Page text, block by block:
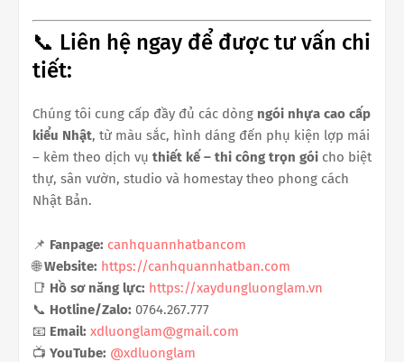
📞 Liên hệ ngay để được tư vấn chi
tiết:
Chúng tôi cung cấp đầy đủ các dòng ngói nhựa cao cấp
kiểu Nhật, từ màu sắc, hình dáng đến phụ kiện lợp mái
– kèm theo dịch vụ thiết kế – thi công trọn gói cho biệt
thự, sân vườn, studio và homestay theo phong cách
Nhật Bản.
📌 Fanpage: canhquannhatbancom
🌐Website: https://canhquannhatban.com
📑 Hồ sơ năng lực: https://xaydungluonglam.vn
📞 Hotline/Zalo: 0764.267.777
📧 Email: xdluonglam@gmail.com
📺 YouTube: @xdluonglam